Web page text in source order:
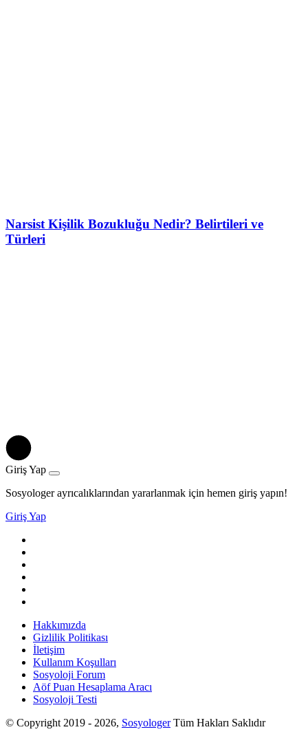
Narsist Kişilik Bozukluğu Nedir? Belirtileri ve
Türleri
Giriş Yap
Sosyologer ayrıcalıklarından yararlanmak için hemen giriş yapın!
Giriş Yap
Hakkımızda
Gizlilik Politikası
İletişim
Kullanım Koşulları
Sosyoloji Forum
Aöf Puan Hesaplama Aracı
Sosyoloji Testi
© Copyright 2019 - 2026, SosyologerTüm Hakları Saklıdır